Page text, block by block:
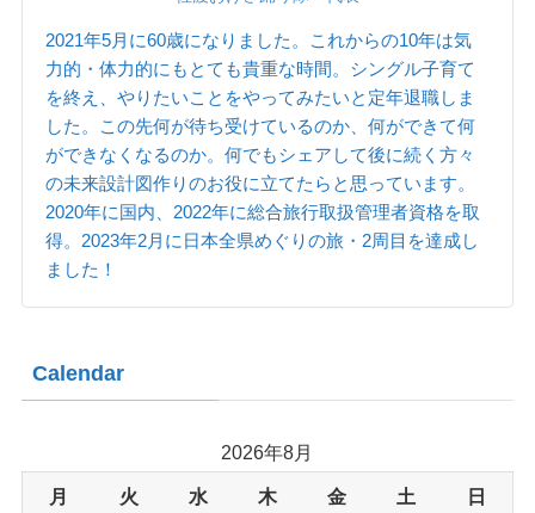
2021年5月に60歳になりました。これからの10年は気
力的・体力的にもとても貴重な時間。シングル子育て
を終え、やりたいことをやってみたいと定年退職しま
した。この先何が待ち受けているのか、何ができて何
ができなくなるのか。何でもシェアして後に続く方々
の未来設計図作りのお役に立てたらと思っています。
2020年に国内、2022年に総合旅行取扱管理者資格を取
得。2023年2月に日本全県めぐりの旅・2周目を達成し
ました！
Calendar
2026年8月
月 火 水 木 金 土 日